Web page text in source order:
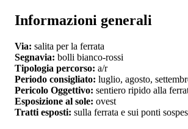
Informazioni generali
Via: salita per la ferrata
Segnavia: bolli bianco-rossi
Tipologia percorso: a/r
Periodo consigliato: luglio, agosto,
Pericolo Oggettivo: sentiero ripido alla
Esposizione al sole: ovest
Tratti esposti: sulla ferrata e sui ponti